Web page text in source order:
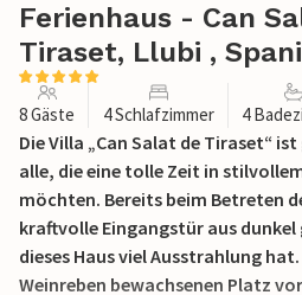
Ferienhaus - Can
Tiraset, Llubi ,
8 Gäste 4 Schlafzimmer 4
Die Villa „Can Salat de Tiraset“
alle, die eine tolle Zeit in
möchten. Bereits beim Betreten
kraftvolle Eingangstür aus
dieses Haus viel Ausstrahlung
Weinreben bewachsenen Platz